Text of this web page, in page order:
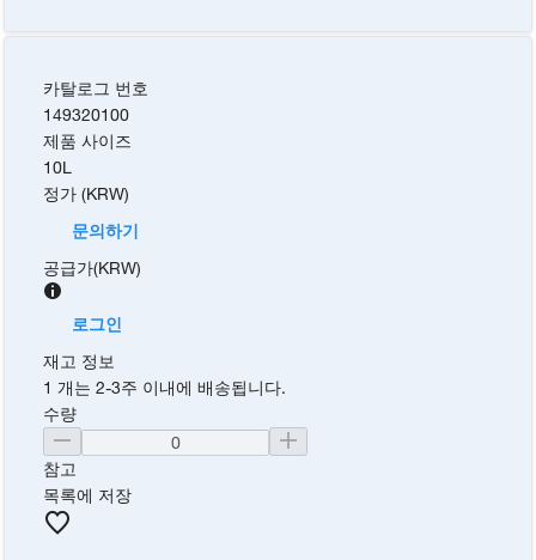
카탈로그 번호
149320100
제품 사이즈
10L
정가 (KRW)
문의하기
공급가(KRW)
로그인
재고 정보
1 개는 2-3주 이내에 배송됩니다.
수량
참고
목록에 저장